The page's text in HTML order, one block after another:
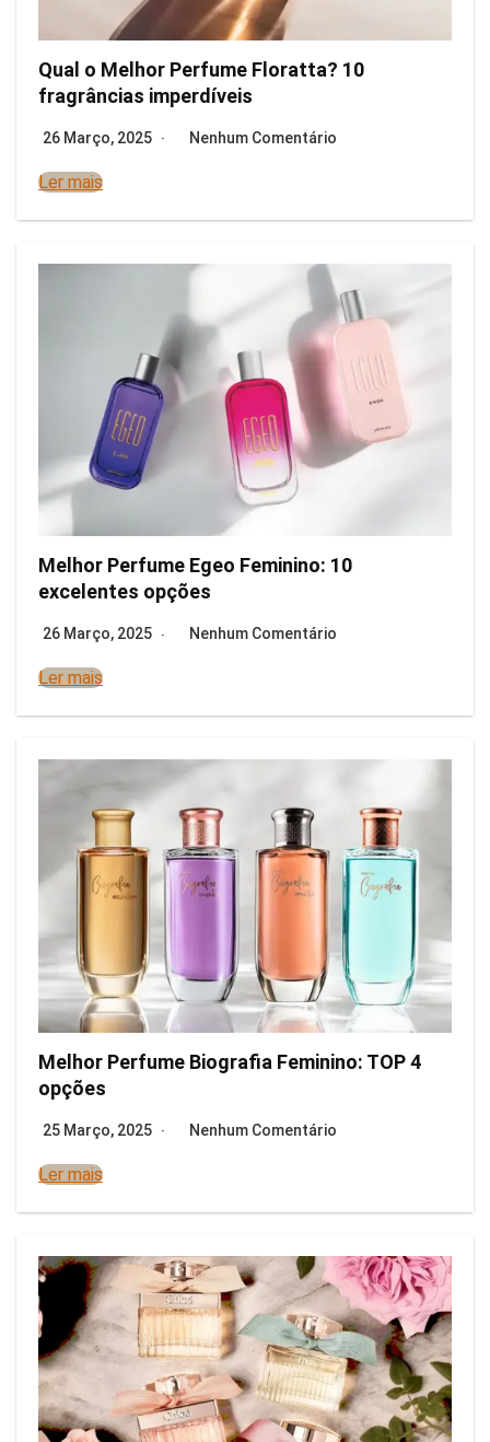
Qual o Melhor Perfume Floratta? 10
fragrâncias imperdíveis
26 Março, 2025 Nenhum Comentário
Ler mais
Melhor Perfume Egeo Feminino: 10
excelentes opções
26 Março, 2025 Nenhum Comentário
Ler mais
Melhor Perfume Biografia Feminino: TOP 4
opções
25 Março, 2025 Nenhum Comentário
Ler mais